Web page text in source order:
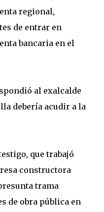
regional,
de entrar en
bancaria en el
al exalcalde
debería acudir a la
que trabajó
constructora
trama
de obra pública en